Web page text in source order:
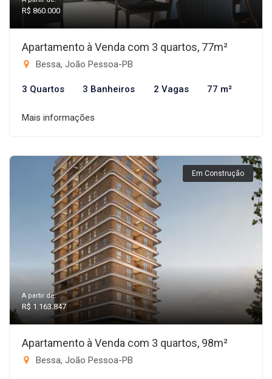
R$ 860.000
Apartamento à Venda com 3 quartos, 77m²
Bessa, João Pessoa-PB
3 Quartos 3 Banheiros 2 Vagas 77 m²
Mais informações
Em Construção
A partir de:
R$ 1.163.847
Apartamento à Venda com 3 quartos, 98m²
Bessa, João Pessoa-PB